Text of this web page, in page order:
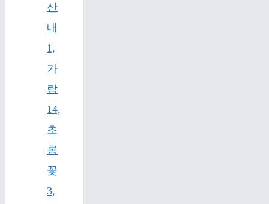
산
내
1,
가
람
14,
초
롱
꽃
3,